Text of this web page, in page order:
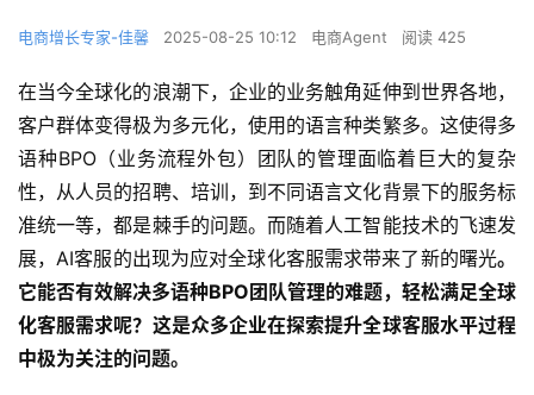
电商增长专家-佳馨 2025-08-25 10:12 电商Agent 阅读 425
在当今全球化的浪潮下，企业的业务触角延伸到世界各地，
客户群体变得极为多元化，使用的语言种类繁多。这使得多
语种BPO（业务流程外包）团队的管理面临着巨大的复杂
性，从人员的招聘、培训，到不同语言文化背景下的服务标
准统一等，都是棘手的问题。而随着人工智能技术的飞速发
展，AI客服的出现为应对全球化客服需求带来了新的曙光。
它能否有效解决多语种BPO团队管理的难题，轻松满足全球
化客服需求呢？这是众多企业在探索提升全球客服水平过程
中极为关注的问题。